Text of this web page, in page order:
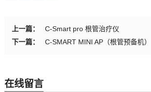
上一篇：
C-Smart pro 根管治疗仪
下一篇：
C-SMART MINI AP（根管预备机）
在线留言